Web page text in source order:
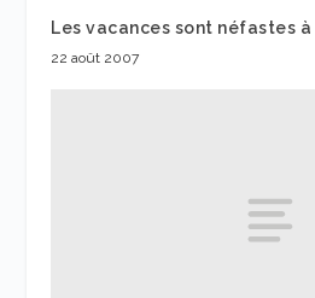
Les vacances sont néfastes à
22 août 2007